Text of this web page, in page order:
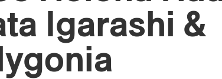
Igarashi &